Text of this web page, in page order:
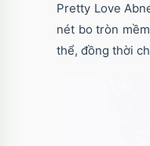
Pretty Love
nét bo tròn
thể, đồng thời